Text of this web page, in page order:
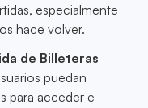
especialmente
hace volver.
de Billeteras
puedan
para acceder e